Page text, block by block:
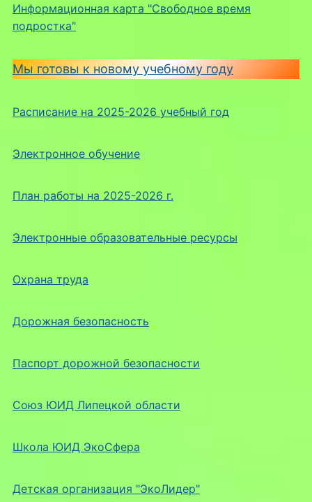
Информационная карта "Свободное время
подростка"
Мы готовы к новому учебному году
Расписание на 2025-2026 учебный год
Электронное обучение
План работы на 2025-2026 г.
Электронные образовательные ресурсы
Охрана труда
Дорожная безопасность
Паспорт дорожной безопасности
Союз ЮИД Липецкой области
Школа ЮИД ЭкоСфера
Детская организация "ЭкоЛидер"